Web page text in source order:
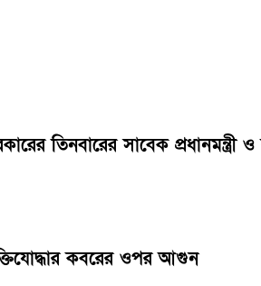
তিনবারের সাবেক
কবরের ওপর আগুন